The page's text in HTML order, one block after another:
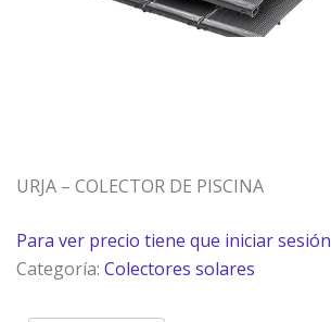
URJA – COLECTOR DE PISCINA
Para ver precio tiene que iniciar sesión
Categoría: Colectores solares